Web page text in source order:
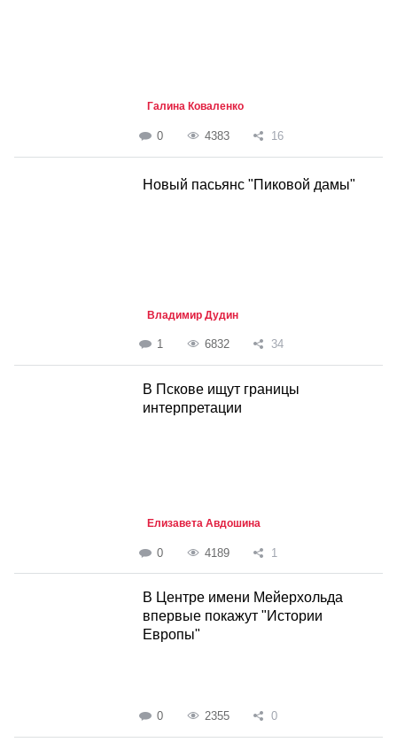
Галина Коваленко
0 4383 16
Новый пасьянс "Пиковой дамы"
Владимир Дудин
1 6832 34
В Пскове ищут границы
интерпретации
Елизавета Авдошина
0 4189 1
В Центре имени Мейерхольда
впервые покажут "Истории
Европы"
0 2355 0